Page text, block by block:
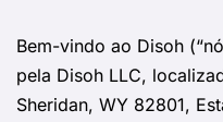
Bem-vindo ao Disoh
pela Disoh LLC,
Sheridan, WY 82801,